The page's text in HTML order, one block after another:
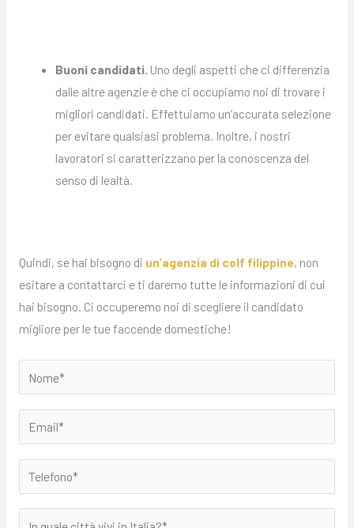
Buoni candidati. Uno degli aspetti che ci differenzia
dalle altre agenzie è che ci occupiamo noi di trovare i
migliori candidati. Effettuiamo un’accurata selezione
per evitare qualsiasi problema. Inoltre, i nostri
lavoratori si caratterizzano per la conoscenza del
senso di lealtà.
Quindi, se hai bisogno di un’agenzia di colf filippine, non
esitare a contattarci e ti daremo tutte le informazioni di cui
hai bisogno. Ci occuperemo noi di scegliere il candidato
migliore per le tue faccende domestiche!